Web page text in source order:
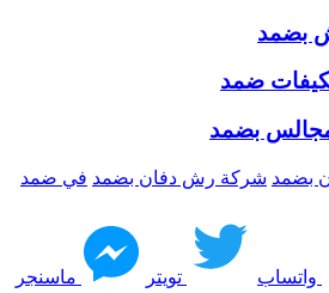
بضمد
ضمد
بضمد
بضمد شركة رش دفان بضمد في ضمد
واتساب تويتر ماسنجر